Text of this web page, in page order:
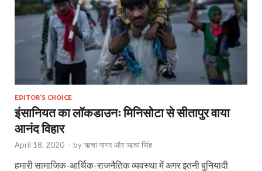
EDITOR'S CHOICE
इंसानियत का लॉकडाउनः मिनिसोटा से सीतापुर वाया
आनंद विहार
April 18, 2020 - byऋचा नागर और ऋचा सिंह
हमारी सामाजिक-आर्थिक-राजनैतिक व्यवस्था में अगर इतनी बुनियादी